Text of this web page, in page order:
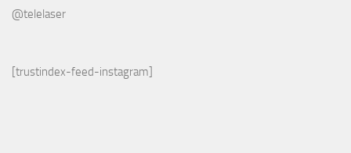
@telelaser
[trustindex-feed-instagram]